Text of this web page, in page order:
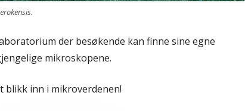
.
der besøkende kan finne sine egne
mikroskopene.
blikk inn i mikroverdenen!